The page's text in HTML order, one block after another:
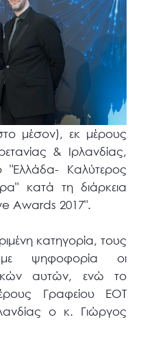
μέσον), εκ μέρους
& Ιρλανδίας,
"Ελλάδα- Καλύτερος
κατά τη διάρκεια
Awards 2017".
κατηγορία, τους
με ψηφοφορία οι
αυτών, ενώ το
Γραφείου ΕΟΤ
ο κ. Γιώργος